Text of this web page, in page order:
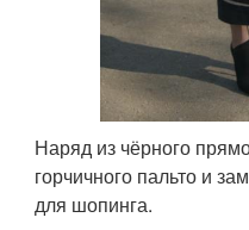
Наряд из чёрного
горчичного пальто и
для шопинга.